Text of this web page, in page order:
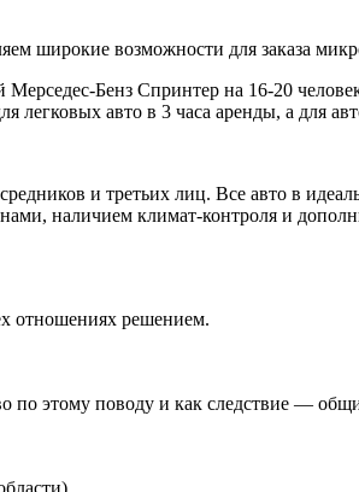
широкие возможности для заказа
Бенз Спринтер на 16-20
авто в 3 часа аренды, а для
и третьих лиц. Все авто в
наличием климат-контроля и
отношениях решением.
по этому поводу и как следствие —